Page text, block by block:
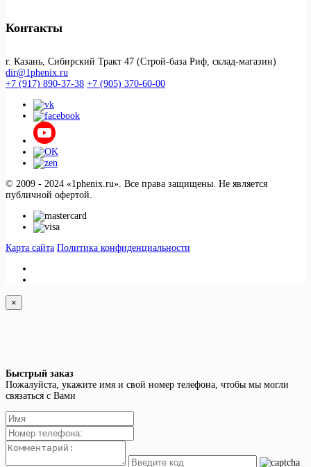
Контакты
г. Казань, Сибирский Тракт 47 (Строй-база Риф, склад-магазин)
dir@1phenix.ru
+7 (917) 890-37-38 +7 (905) 370-60-00
© 2009 - 2024 «1phenix.ru». Все права защищены. Не является
публичной офертой.
Карта сайта Политика конфиденциальности
×
Быстрый заказ
Пожалуйста, укажите имя и свой номер телефона, чтобы мы могли
связаться с Вами